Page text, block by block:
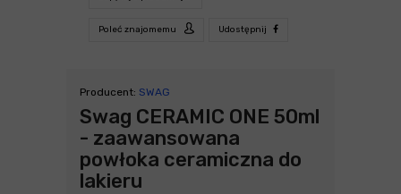
Poleć znajomemu Udostępnij
Producent: SWAG
Swag CERAMIC ONE 50ml
- zaawansowana
powłoka ceramiczna do
lakieru